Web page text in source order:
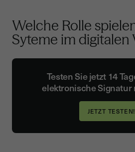
Welche Rolle
Syteme im digitalen
Testen Sie jetzt 14
elektronische Signatur